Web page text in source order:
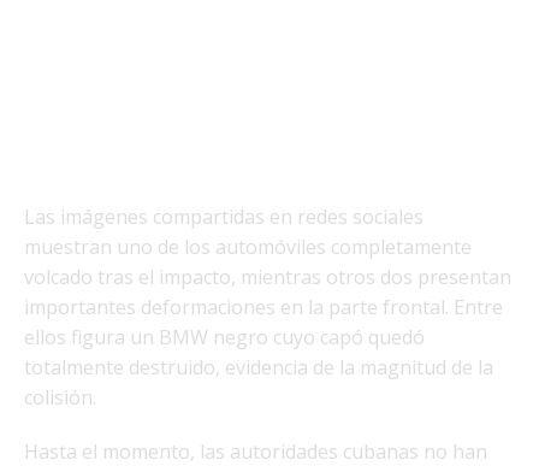
Las imágenes compartidas en redes sociales
muestran uno de los automóviles completamente
volcado tras el impacto, mientras otros dos presentan
importantes deformaciones en la parte frontal. Entre
ellos figura un BMW negro cuyo capó quedó
totalmente destruido, evidencia de la magnitud de la
colisión.
Hasta el momento, las autoridades cubanas no han